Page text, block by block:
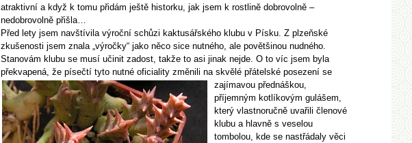
atraktivní a když k tomu přidám ještě historku, jak jsem k rostlině dobrovolně –
nedobrovolně přišla…
Před lety jsem navštívila výroční schůzi kaktusářského klubu v Písku. Z plzeňské
zkušenosti jsem znala „výročky“ jako něco sice nutného, ale povětšinou nudného.
Stanovám klubu se musí učinit zadost, takže to asi jinak nejde. O to víc jsem byla
překvapená, že písečtí tyto nutné oficiality změnili na skvělé přátelské posezení se
zajímavou přednáškou,
příjemným kotlíkovým gulášem,
který vlastnoručně uvařili členové
klubu a hlavně s veselou
tombolou, kde se nastřádaly věci